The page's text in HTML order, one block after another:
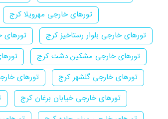
تورهای خارجی مهرویلا کرج
تورهای خارجی بلوار رستاخیز کرج
تورهای خارجی مشکین دشت کرج
تورهای خارجی گلشهر کرج
تورهای
تورهای خارجی خیابان برغان کرج